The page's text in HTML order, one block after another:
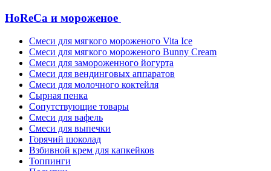
HoReCa и мороженое
Смеси для мягкого мороженого Vita Ice
Смеси для мягкого мороженого Bunny Cream
Смеси для замороженного йогурта
Смеси для вендинговых аппаратов
Смеси для молочного коктейля
Сырная пенка
Сопутствующие товары
Смеси для вафель
Смеси для выпечки
Горячий шоколад
Взбивной крем для капкейков
Топпинги